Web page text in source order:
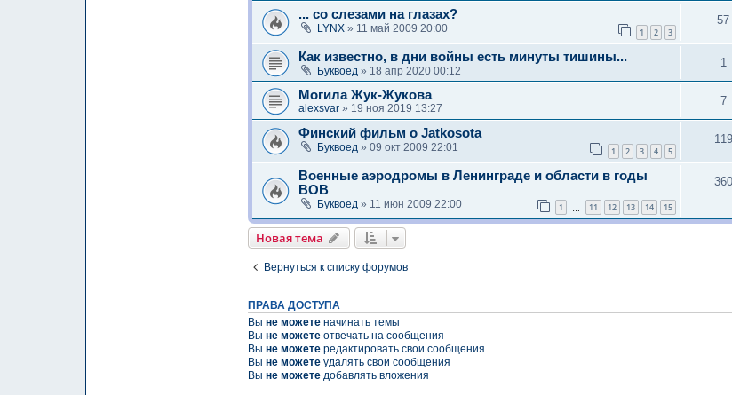
... со слезами на глазах?
LYNX » 11 май 2009 20:00 1 2 3
57
Как известно, в дни войны есть минуты тишины...
Буквоед » 18 апр 2020 00:12
1
Могила Жук-Жукова
alexsvar » 19 ноя 2019 13:27
7
Финский фильм о Jatkosota
Буквоед » 09 окт 2009 22:01 1 2 3 4 5
119
Военные аэродромы в Ленинграде и области в годы
ВОВ
Буквоед » 11 июн 2009 22:00 1 11 12 13 14 15
360
Новая тема
Вернуться к списку форумов
ПРАВА ДОСТУПА
Вы не можете начинать темы
Вы не можете отвечать на сообщения
Вы не можете редактировать свои сообщения
Вы не можете удалять свои сообщения
Вы не можете добавлять вложения